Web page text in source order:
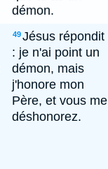
démon.
49Jésus répondit
: je n'ai point un
démon, mais
j'honore mon
Père, et vous me
déshonorez.